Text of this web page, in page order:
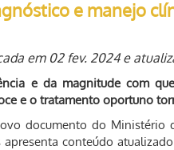
e manejo
em 02 fev. 2024 e
e da magnitude com
e o tratamento oportuno
documento do
apresenta conteúdo